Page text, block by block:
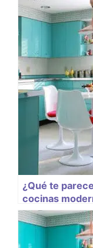
¿Qué te
cocinas